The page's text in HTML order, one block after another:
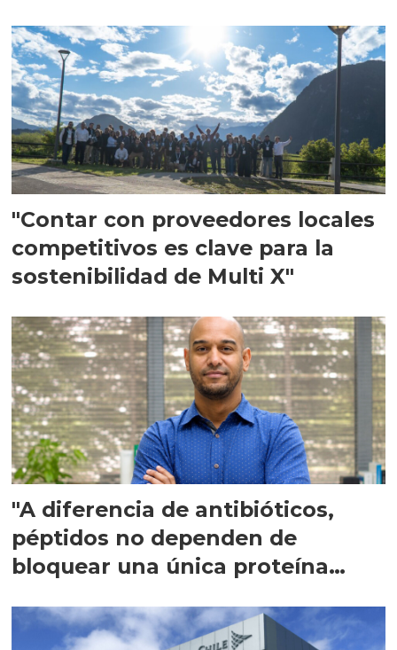
"Contar con proveedores locales
competitivos es clave para la
sostenibilidad de Multi X"
"A diferencia de antibióticos,
péptidos no dependen de
bloquear una única proteína